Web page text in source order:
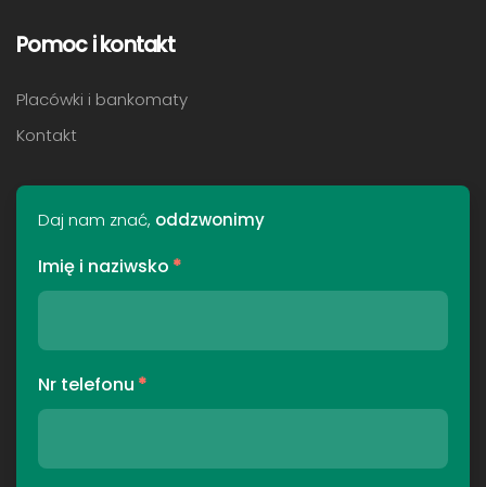
Pomoc i kontakt
Placówki i bankomaty
Kontakt
Daj nam znać, oddzwonimy
Imię i naziwsko *
Nr telefonu *